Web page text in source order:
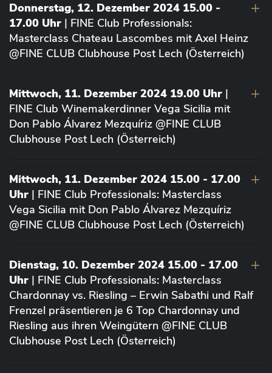
Donnerstag, 12. Dezember 2024 15.00 -
17.00 Uhr | FINE Club Professionals:
Masterclass Chateau Lascombes mit Axel Heinz
@FINE CLUB Clubhouse Post Lech (Österreich)
Mittwoch, 11. Dezember 2024 19.00 Uhr |
FINE Club Winemakerdinner Vega Sicilia mit
Don Pablo Álvarez Mezquíriz @FINE CLUB
Clubhouse Post Lech (Österreich)
Mittwoch, 11. Dezember 2024 15.00 - 17.00
Uhr | FINE Club Professionals: Masterclass
Vega Sicilia mit Don Pablo Álvarez Mezquíriz
@FINE CLUB Clubhouse Post Lech (Österreich)
Dienstag, 10. Dezember 2024 15.00 - 17.00
Uhr | FINE Club Professionals: Masterclass
Chardonnay vs. Riesling – Erwin Sabathi und Ralf
Frenzel präsentieren je 6 Top Chardonnay und
Riesling aus ihren Weingütern @FINE CLUB
Clubhouse Post Lech (Österreich)